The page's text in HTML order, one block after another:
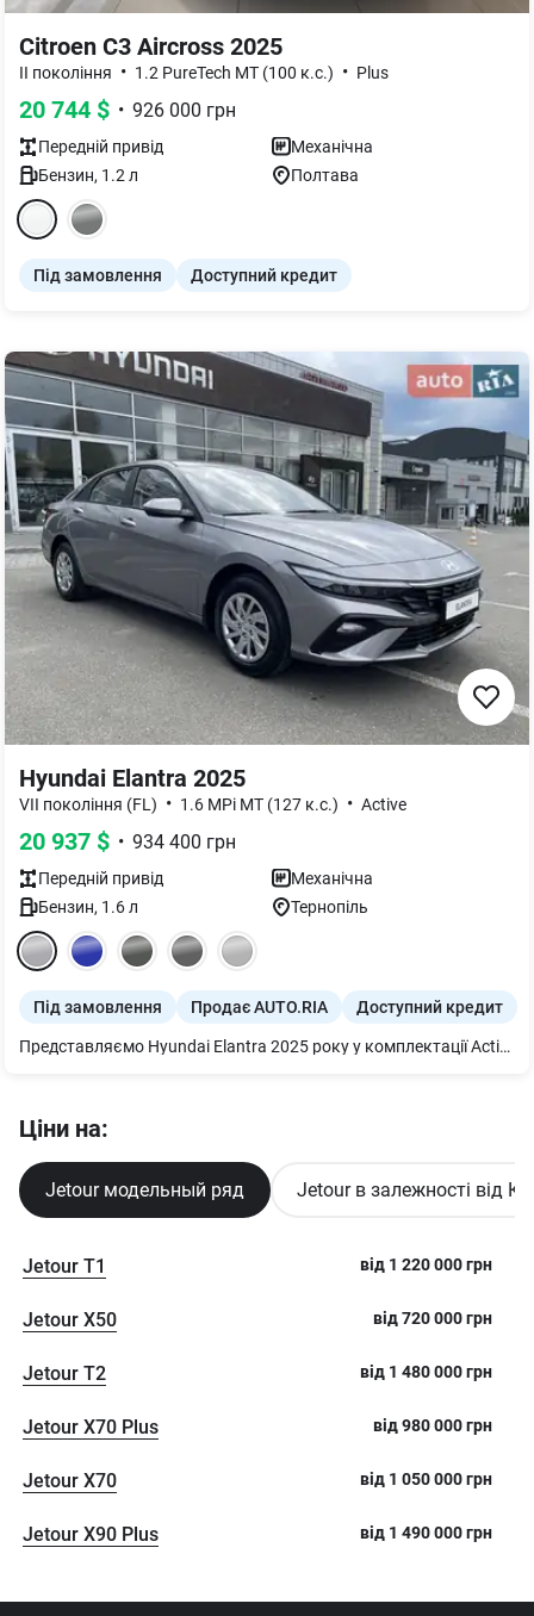
Citroen C3 Aircross 2025
II покоління • 1.2 PureTech MT (100 к.с.) • Plus
20 744 $ • 926 000 грн
Передній привід
Механічна
Бензин, 1.2 л Полтава
Під замовлення Доступний кредит
Hyundai Elantra 2025
VII покоління (FL) • 1.6 MPi MT (127 к.с.) • Active
20 937 $ • 934 400 грн
Передній привід
Механічна
Бензин, 1.6л Тернопіль
Під замовлення Продає AUTO.RIA Доступний кредит
Представляємо Hyundai Elantra 2025 року у комплектації Active. Цей практичний седан оснащений економічним бензиновим двигуном 1.6 MPi потужністю 127 к.с. та механічною коробкою передач, що забезпечує динамічне й контрольоване керування.
Ціни на:
Jetour модельный ряд Jetour в залежності від
Jetour T1 від 1 220 000грн
Jetour X50 від720 000грн
Jetour T2 від 1 480 000грн
Jetour X70 Plus від980 000грн
Jetour X70 від 1 050 000грн
Jetour X90 Plus від 1 490 000грн